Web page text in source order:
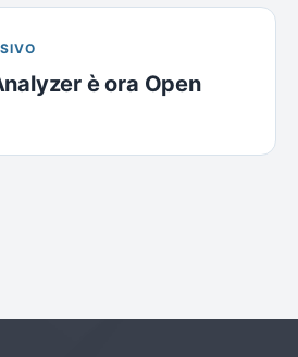
è ora Open